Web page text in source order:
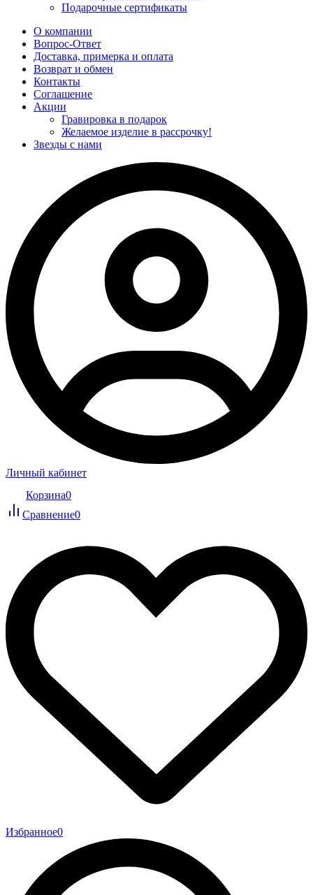
Подарочные сертификаты
О компании
Вопрос-Ответ
Доставка, примерка и оплата
Возврат и обмен
Контакты
Соглашение
Акции
Гравировка в подарок
Желаемое изделие в рассрочку!
Звезды с нами
Личный кабинет
Корзина0
Сравнение0
Избранное0